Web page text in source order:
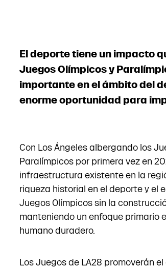
El deporte tiene un impacto
Juegos Olímpicos y
importante en el ámbito del
enorme oportunidad para
Con Los Ángeles albergando los
Paralímpicos por primera vez en
infraestructura existente en la
riqueza historial en el deporte y el
Juegos Olímpicos sin la
manteniendo un enfoque primario
humano duradero.
Los Juegos de LA28 promoverán